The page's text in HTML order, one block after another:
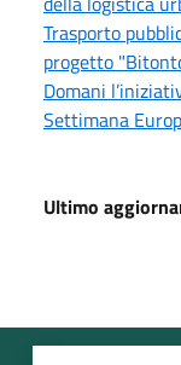
Trasporto
progetto
Domani
Settimana
Ultimo